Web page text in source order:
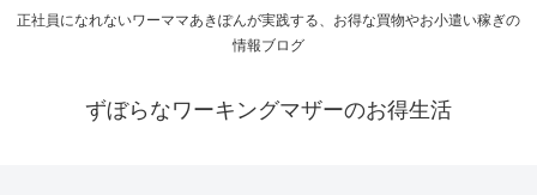
正社員になれないワーママあきぽんが実践する、お得な買物やお小遣い稼ぎの
情報ブログ
ずぼらなワーキングマザーのお得生活